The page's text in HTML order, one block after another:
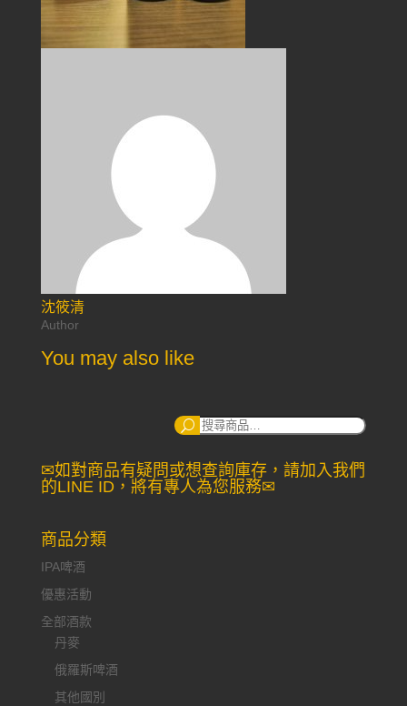
沈筱清
Author
You may also like
搜
✉如對商品有疑問或想查詢庫存，請加入我們
的LINE ID，將有專人為您服務✉
商品分類
IPA啤酒
優惠活動
全部酒款
丹麥
俄羅斯啤酒
其他國別